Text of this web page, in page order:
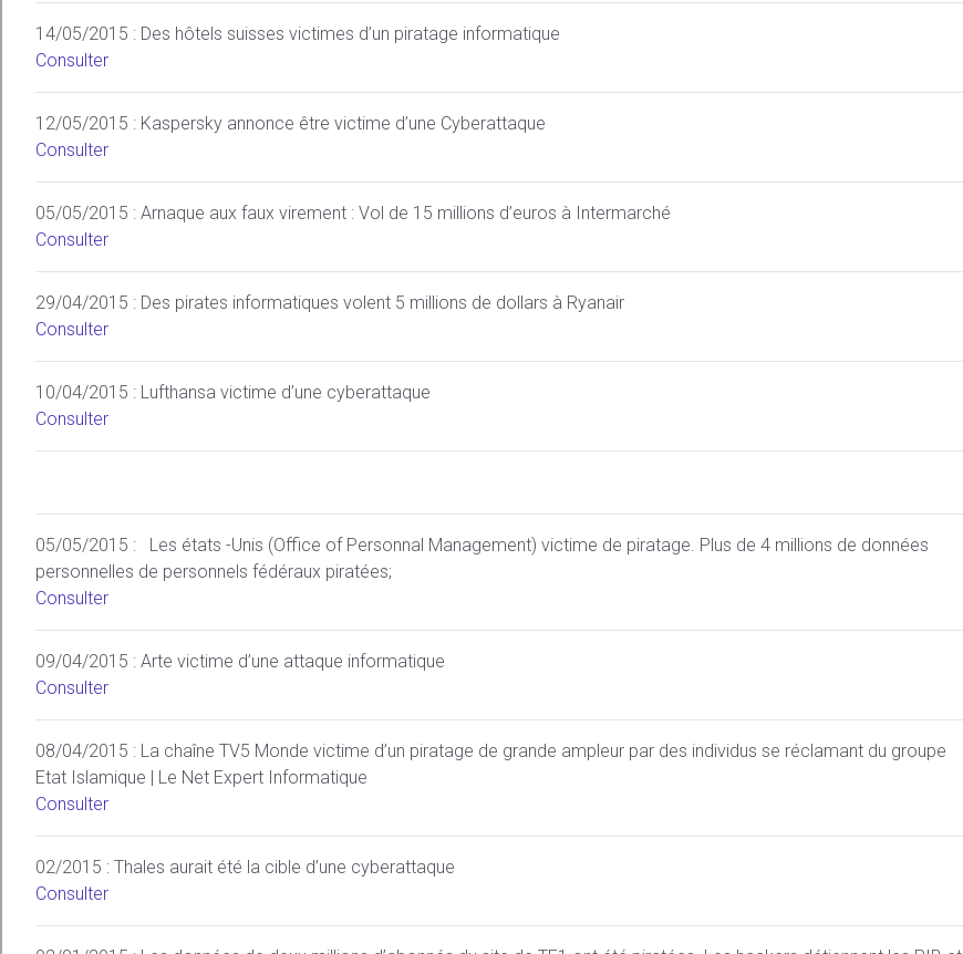
14/05/2015 : Des hôtels suisses victimes d’un piratage informatique
Consulter
12/05/2015 : Kaspersky annonce être victime d’une Cyberattaque
Consulter
05/05/2015 : Arnaque aux faux virement : Vol de 15 millions d’euros à Intermarché
Consulter
29/04/2015 : Des pirates informatiques volent 5 millions de dollars à Ryanair
Consulter
10/04/2015 : Lufthansa victime d’une cyberattaque
Consulter
05/05/2015 : Les états -Unis (Office of Personnal Management) victime de piratage. Plus de 4 millions de données
personnelles de personnels fédéraux piratées;
Consulter
09/04/2015 : Arte victime d’une attaque informatique
Consulter
08/04/2015 : La chaîne TV5 Monde victime d’un piratage de grande ampleur par des individus se réclamant du groupe
Etat Islamique | Le Net Expert Informatique
Consulter
02/2015 : Thales aurait été la cible d’une cyberattaque
Consulter